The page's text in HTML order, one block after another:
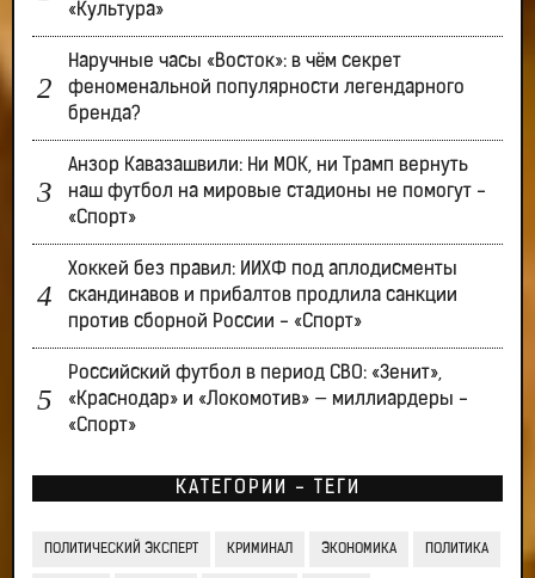
«Культура»
Наручные часы «Восток»: в чём секрет
феноменальной популярности легендарного
бренда?
Анзор Кавазашвили: Ни МОК, ни Трамп вернуть
наш футбол на мировые стадионы не помогут -
«Спорт»
Хоккей без правил: ИИХФ под аплодисменты
скандинавов и прибалтов продлила санкции
против сборной России - «Спорт»
Российский футбол в период СВО: «Зенит»,
«Краснодар» и «Локомотив» — миллиардеры -
«Спорт»
КАТЕГОРИИ - ТЕГИ
ПОЛИТИЧЕСКИЙ ЭКСПЕРТ КРИМИНАЛ ЭКОНОМИКА ПОЛИТИКА